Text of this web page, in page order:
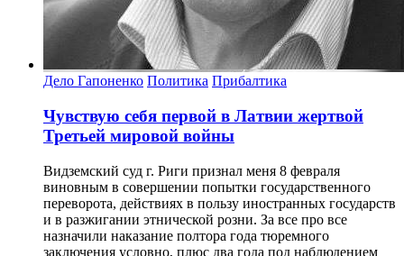
Дело Гапоненко Политика Прибалтика
Чувствую себя первой в Латвии жертвой
Третьей мировой войны
Видземский суд г. Риги признал меня 8 февраля
виновным в совершении попытки государственного
переворота, действиях в пользу иностранных государств
и в разжигании этнической розни. За все про все
назначили наказание полтора года тюремного
заключения условно, плюс два года под наблюдением